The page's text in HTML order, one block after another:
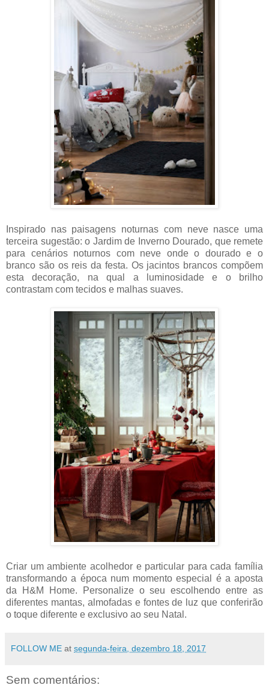
Inspirado nas paisagens noturnas com neve nasce uma
terceira sugestão: o Jardim de Inverno Dourado, que remete
para cenários noturnos com neve onde o dourado e o
branco são os reis da festa. Os jacintos brancos compõem
esta decoração, na qual a luminosidade e o brilho
contrastam com tecidos e malhas suaves.
Criar um ambiente acolhedor e particular para cada família
transformando a época num momento especial é a aposta
da H&M Home. Personalize o seu escolhendo entre as
diferentes mantas, almofadas e fontes de luz que conferirão
o toque diferente e exclusivo ao seu Natal.
FOLLOW ME at segunda-feira, dezembro 18, 2017
Sem comentários: